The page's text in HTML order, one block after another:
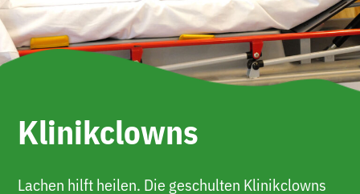
Klinikclowns
Lachen hilft heilen. Die geschulten Klinikclowns